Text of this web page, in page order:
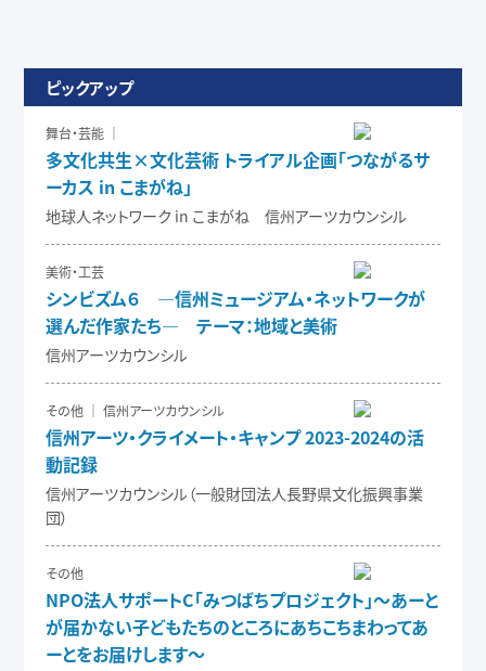
ピックアップ
舞台・芸能 ｜
多文化共生×文化芸術 トライアル企画「つながるサ
ーカス in こまがね」
地球人ネットワーク in こまがね 信州アーツカウンシル
美術・工芸
シンビズム６ ―信州ミュージアム・ネットワークが
選んだ作家たち― テーマ：地域と美術
信州アーツカウンシル
その他 ｜ 信州アーツカウンシル
信州アーツ・クライメート・キャンプ 2023-2024の活
動記録
信州アーツカウンシル（一般財団法人長野県文化振興事業
団）
その他
NPO法人サポートC「みつばちプロジェクト」～あーと
が届かない子どもたちのところにあちこちまわってあ
ーとをお届けします～